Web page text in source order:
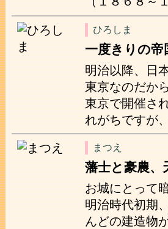
ひろしま
一度きりの帝
明治以降、日
東京なのだか
東京で開催さ
れがちですが
まつえ
藩士と豪農、
お城にとって
明治時代初期
んどの建造物